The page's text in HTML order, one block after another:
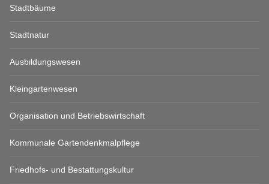
Stadtbäume
Stadtnatur
Ausbildungswesen
Kleingartenwesen
Organisation und Betriebswirtschaft
Kommunale Gartendenkmalpflege
Friedhofs- und Bestattungskultur